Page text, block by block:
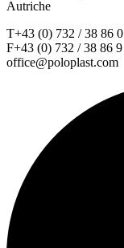
Autriche
T+43 (0) 732 / 38 86 0
F+43 (0) 732 / 38 86 9
office@poloplast.com